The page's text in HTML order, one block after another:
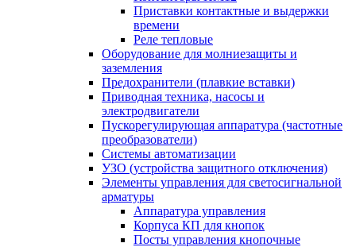
Приставки контактные и выдержки
времени
Реле тепловые
Оборудование для молниезащиты и
заземления
Предохранители (плавкие вставки)
Приводная техника, насосы и
электродвигатели
Пускорегулирующая аппаратура (частотные
преобразователи)
Системы автоматизации
УЗО (устройства защитного отключения)
Элементы управления для светосигнальной
арматуры
Аппаратура управления
Корпуса КП для кнопок
Посты управления кнопочные